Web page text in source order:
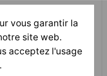
vous garantir la
site web.
acceptez l'usage